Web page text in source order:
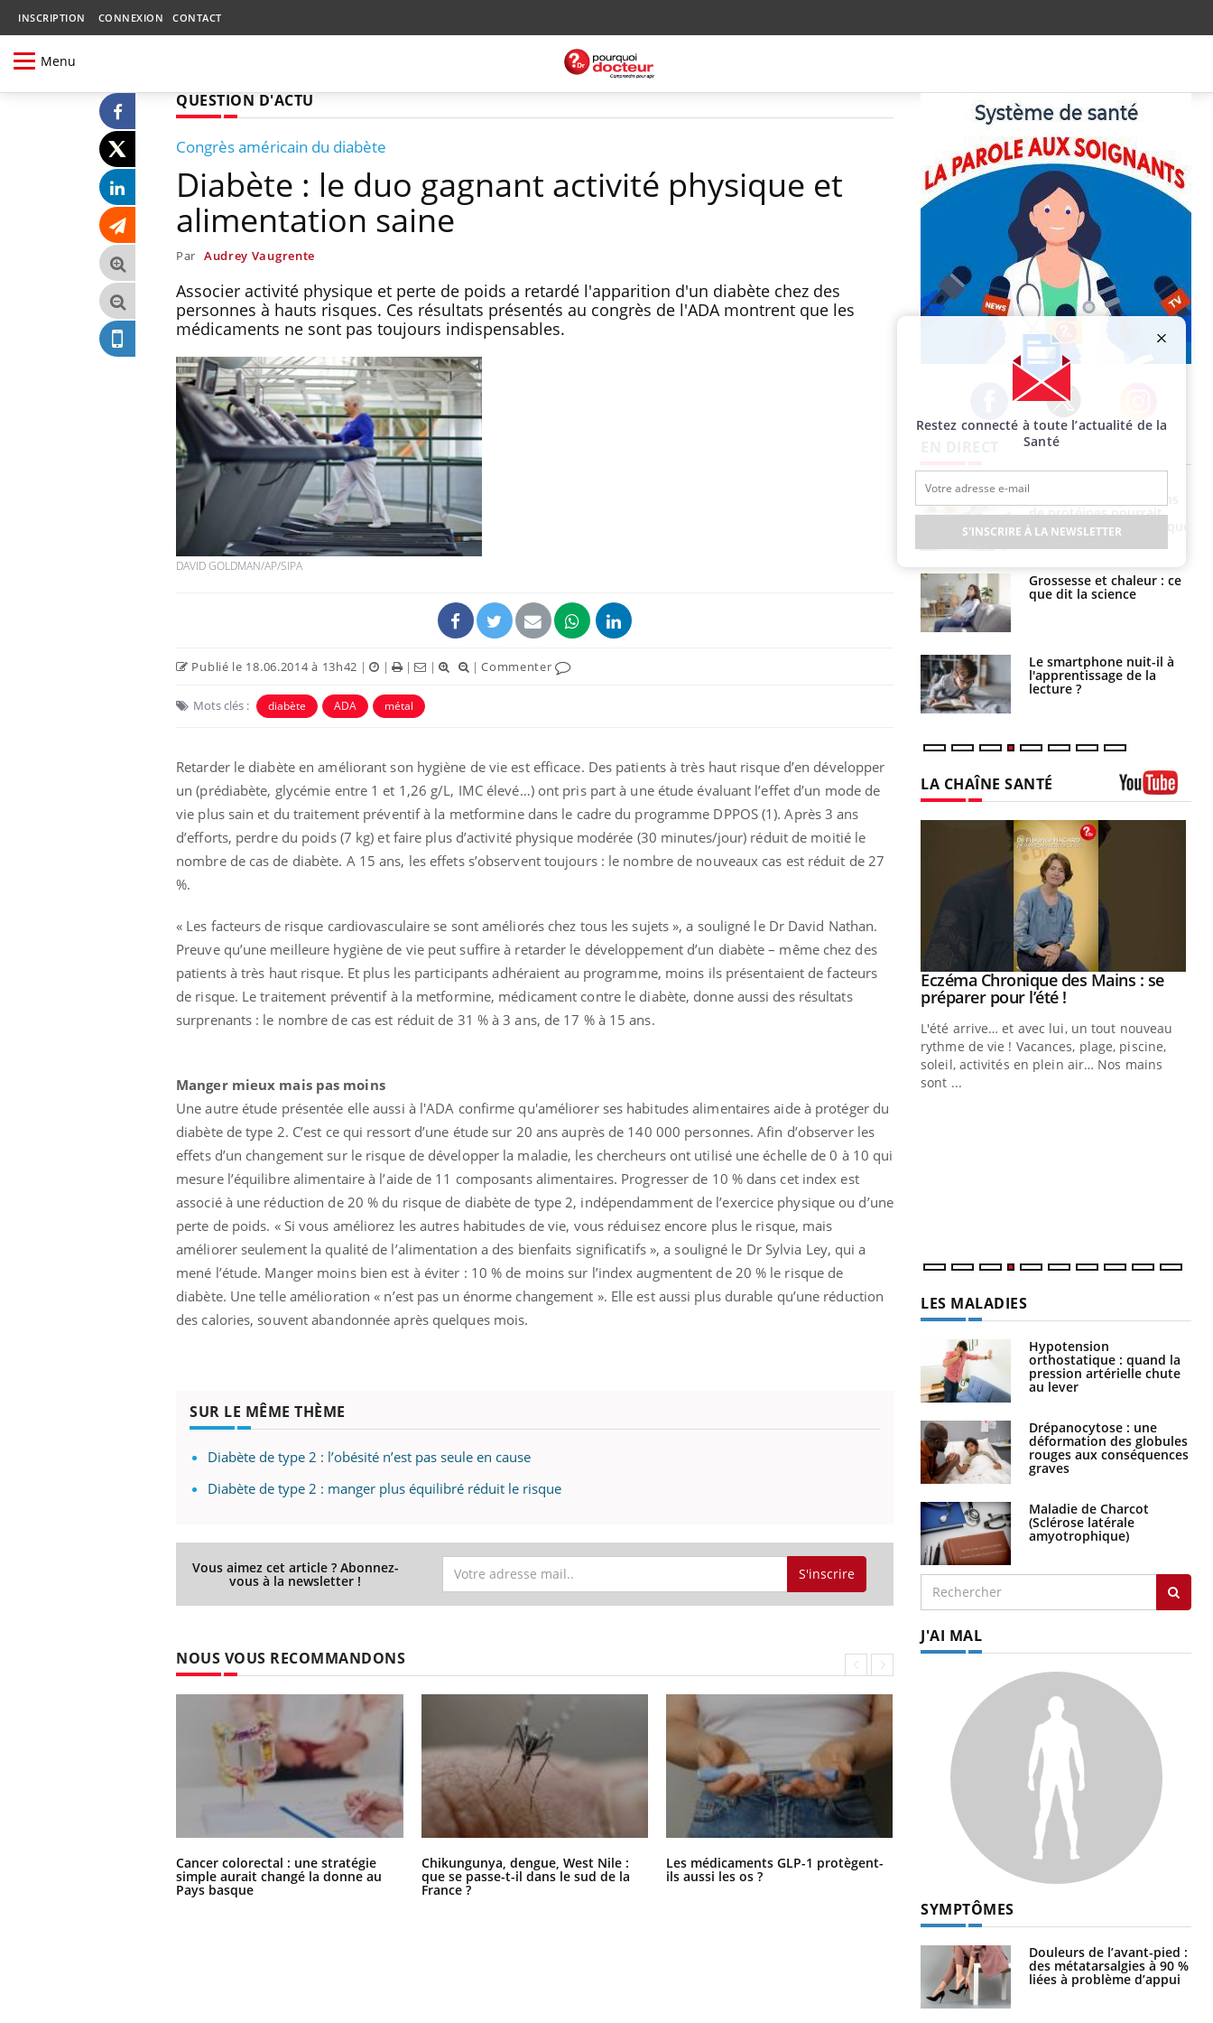
INSCRIPTION CONNEXION CONTACT
Menu
QUESTION D'ACTU
Congrès américain du diabète
Diabète : le duo gagnant activité physique et
alimentation saine
Par Audrey Vaugrente
Associer activité physique et perte de poids a retardé l'apparition d'un diabète chez des
personnes à hauts risques. Ces résultats présentés au congrès de l'ADA montrent que les
médicaments ne sont pas toujours indispensables.
DAVID GOLDMAN/AP/SIPA
Publié le 18.06.2014 à 13h42 | | | | |Commenter
Mots clés : diabète ADA métal
Retarder le diabète en améliorant son hygiène de vie est efficace. Des patients à très haut risque d’en développer
un (prédiabète, glycémie entre 1 et 1,26 g/L, IMC élevé…) ont pris part à une étude évaluant l’effet d’un mode de
vie plus sain et du traitement préventif à la metformine dans le cadre du programme DPPOS (1). Après 3 ans
d’efforts, perdre du poids (7 kg) et faire plus d’activité physique modérée (30 minutes/jour) réduit de moitié le
nombre de cas de diabète. A 15 ans, les effets s’observent toujours : le nombre de nouveaux cas est réduit de 27
%.
« Les facteurs de risque cardiovasculaire se sont améliorés chez tous les sujets », a souligné le Dr David Nathan.
Preuve qu’une meilleure hygiène de vie peut suffire à retarder le développement d’un diabète – même chez des
patients à très haut risque. Et plus les participants adhéraient au programme, moins ils présentaient de facteurs
de risque. Le traitement préventif à la metformine, médicament contre le diabète, donne aussi des résultats
surprenants : le nombre de cas est réduit de 31 % à 3 ans, de 17 % à 15 ans.
Manger mieux mais pas moins
Une autre étude présentée elle aussi à l'ADA confirme qu'améliorer ses habitudes alimentaires aide à protéger du
diabète de type 2. C’est ce qui ressort d’une étude sur 20 ans auprès de 140 000 personnes. Afin d’observer les
effets d’un changement sur le risque de développer la maladie, les chercheurs ont utilisé une échelle de 0 à 10 qui
mesure l’équilibre alimentaire à l’aide de 11 composants alimentaires. Progresser de 10 % dans cet index est
associé à une réduction de 20 % du risque de diabète de type 2, indépendamment de l’exercice physique ou d’une
perte de poids. « Si vous améliorez les autres habitudes de vie, vous réduisez encore plus le risque, mais
améliorer seulement la qualité de l’alimentation a des bienfaits significatifs », a souligné le Dr Sylvia Ley, qui a
mené l’étude. Manger moins bien est à éviter : 10 % de moins sur l’index augmentent de 20 % le risque de
diabète. Une telle amélioration « n’est pas un énorme changement ». Elle est aussi plus durable qu’une réduction
des calories, souvent abandonnée après quelques mois.
SUR LE MÊME THÈME
Diabète de type 2 : l’obésité n’est pas seule en cause
Diabète de type 2 : manger plus équilibré réduit le risque
Vous aimez cet article ? Abonnez-
vous à la newsletter ! S'inscrire
NOUS VOUS RECOMMANDONS
Cancer colorectal : une stratégie
simple aurait changé la donne au
Pays basque
Chikungunya, dengue, West Nile :
que se passe-t-il dans le sud de la
France ?
Les médicaments GLP-1 protègent-
ils aussi les os ?
Cytomégalovirus : ce qui change
dans la prise en charge des femmes
Facebook Twitter Instagram
Cancer colorectal : une
stratégie simple aurait
changé la donne au Pays
basque
Les médicaments GLP-1
protègent-ils aussi les os
VIH : la fin du comprimé
tous les jours se profile-t-
de protéines pourrait
finalement être bénéfique
Grossesse et chaleur : ce
que dit la science
Le smartphone nuit-il à
l'apprentissage de la
lecture ?
LA CHAÎNE SANTÉ
Eczéma Chronique des Mains :
expliquer ma maladieYoutube
Il y a des sujets qui sont faciles à aborder...
Youtube
Carence en fer : comprendre pour
prévenirYoutube
Fatigue, irritabilité, brouillard mental ou
...
Youtube
Insuline & Charge mentale : et si on
osait en parler?? Youtube
En 2026, l'insuline dans le diabète de type 2
Youtube
Eczéma Chronique des Mains : se
préparer pour l’été !Youtube
L'été arrive… et avec lui, un tout nouveau
rythme de vie ! Vacances, plage, piscine,
soleil, activités en plein air… Nos mains
sont ...
LES MALADIES
Hypotension
orthostatique : quand la
pression artérielle chute
au lever
Drépanocytose : une
déformation des globules
rouges aux conséquences
graves
Maladie de Charcot
(Sclérose latérale
amyotrophique)
J'AI MAL
SYMPTÔMES
Douleurs de l’avant-pied :
des métatarsalgies à 90 %
liées à problème d’appui
Restez connecté à toute l’actualité de la
Santé
S'INSCRIRE À LA NEWSLETTER